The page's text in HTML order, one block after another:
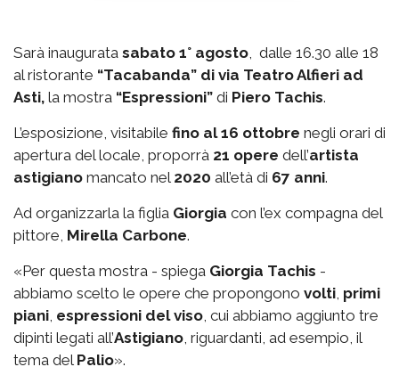
Sarà inaugurata sabato 1° agosto , dalle 16.30 alle 18
al ristorante “Tacabanda” di via Teatro Alfieri ad
Asti, la mostra “Espressioni” di Piero Tachis.
L’esposizione, visitabile fino al 16 ottobre negli orari di
apertura del locale, proporrà 21 opere dell’artista
astigiano mancato nel 2020 all’età di 67 anni.
Ad organizzarla la figlia Giorgia con l’ex compagna del
pittore, Mirella Carbone.
«Per questa mostra - spiega Giorgia Tachis -
abbiamo scelto le opere che propongono volti primi
piani espressioni del viso , cui abbiamo aggiunto tre
dipinti legati all’Astigiano , riguardanti, ad esempio, il
tema del Palio».